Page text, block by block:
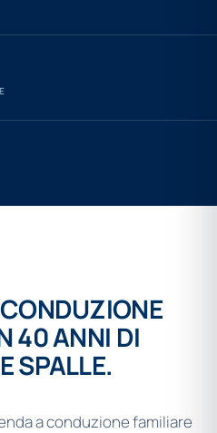
40 ANNI DI
SPALLE.
a conduzione familiare